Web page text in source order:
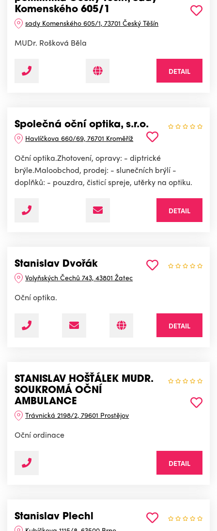
Komenského 605/1
sady Komenského 605/1, 73701 Český Těšín
MUDr. Rošková Běla
DETAIL
Společná oční optika, s.r.o.
Havlíčkova 660/69, 76701 Kroměříž
Oční optika.Zhotovení, opravy: - diptrické
brýle.Maloobchod, prodej: - slunečních brýlí -
doplňků: - pouzdra, čisticí spreje, utěrky na optiku.
DETAIL
Stanislav Dvořák
Volyňských Čechů 743, 43801 Žatec
Oční optika.
DETAIL
STANISLAV HOŠŤÁLEK MUDR.
SOUKROMÁ OČNÍ
AMBULANCE
Trávnická 2198/2, 79601 Prostějov
Oční ordinace
DETAIL
Stanislav Plechl